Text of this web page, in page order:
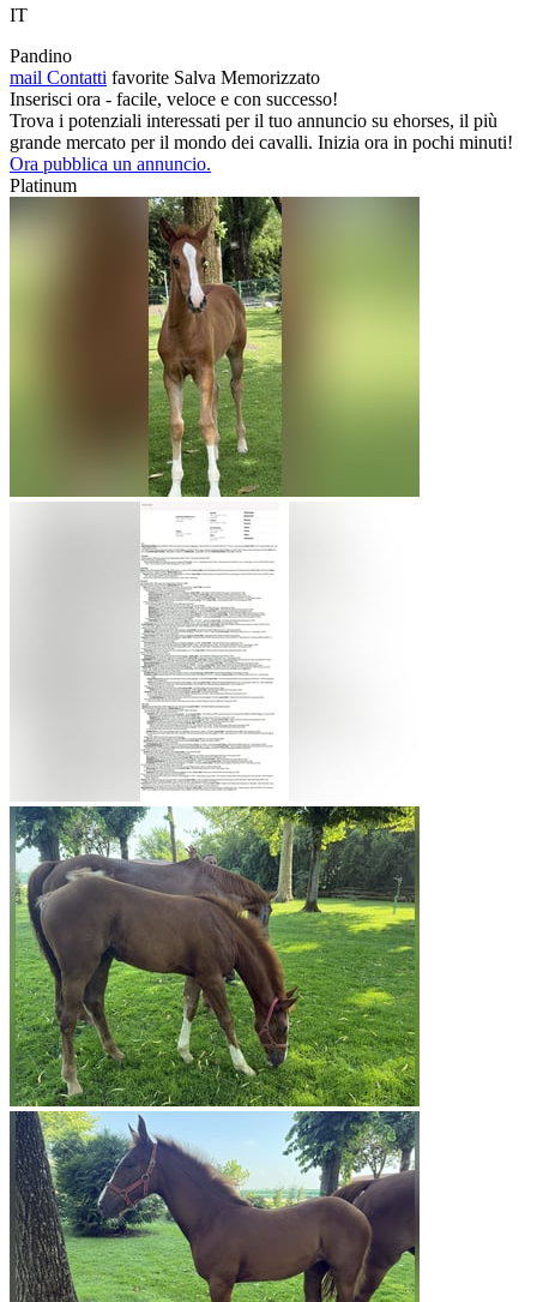
IT
Pandino
mail Contatti favorite Salva Memorizzato
Inserisci ora - facile, veloce e con successo!
Trova i potenziali interessati per il tuo annuncio su ehorses, il più
grande mercato per il mondo dei cavalli. Inizia ora in pochi minuti!
Ora pubblica un annuncio.
Platinum